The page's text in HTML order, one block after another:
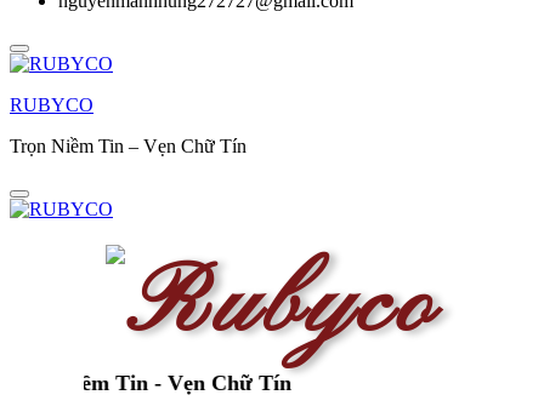
RUBYCO
Trọn Niềm Tin – Vẹn Chữ Tín
Niềm Tin - Vẹn Chữ Tín